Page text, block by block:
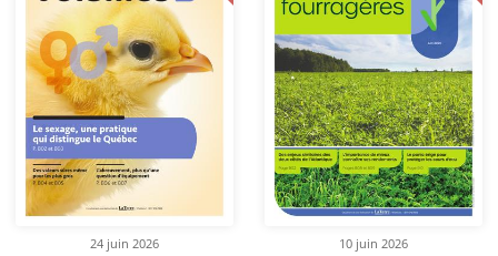
24 juin 2026 10 juin 2026